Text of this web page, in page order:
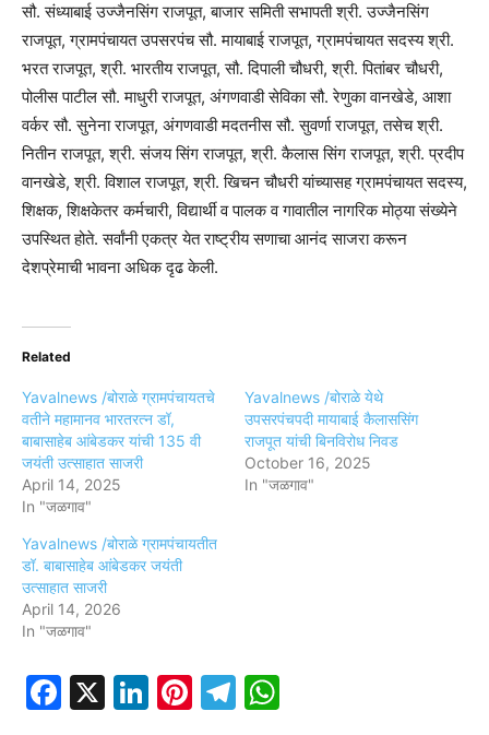
सौ. संध्याबाई उज्जैनसिंग राजपूत, बाजार समिती सभापती श्री. उज्जैनसिंग
राजपूत, ग्रामपंचायत उपसरपंच सौ. मायाबाई राजपूत, ग्रामपंचायत सदस्य श्री.
भरत राजपूत, श्री. भारतीय राजपूत, सौ. दिपाली चौधरी, श्री. पितांबर चौधरी,
पोलीस पाटील सौ. माधुरी राजपूत, अंगणवाडी सेविका सौ. रेणुका वानखेडे, आशा
वर्कर सौ. सुनेना राजपूत, अंगणवाडी मदतनीस सौ. सुवर्णा राजपूत, तसेच श्री.
नितीन राजपूत, श्री. संजय सिंग राजपूत, श्री. कैलास सिंग राजपूत, श्री. प्रदीप
वानखेडे, श्री. विशाल राजपूत, श्री. खिचन चौधरी यांच्यासह ग्रामपंचायत सदस्य,
शिक्षक, शिक्षकेतर कर्मचारी, विद्यार्थी व पालक व गावातील नागरिक मोठ्या संख्येने
उपस्थित होते. सर्वांनी एकत्र येत राष्ट्रीय सणाचा आनंद साजरा करून
देशप्रेमाची भावना अधिक दृढ केली.
Related
Yavalnews /बोराळे ग्रामपंचायतचे
वतीने महामानव भारतरत्न डॉ,
बाबासाहेब आंबेडकर यांची 135 वी
जयंती उत्साहात साजरी
April 14, 2025
In "जळगाव"
Yavalnews /बोराळे येथे
उपसरपंचपदी मायाबाई कैलाससिंग
राजपूत यांची बिनविरोध निवड
October 16, 2025
In "जळगाव"
Yavalnews /बोराळे ग्रामपंचायतीत
डॉ. बाबासाहेब आंबेडकर जयंती
उत्साहात साजरी
April 14, 2026
In "जळगाव"
Facebook
X LinkedIn
Pinterest
Telegram